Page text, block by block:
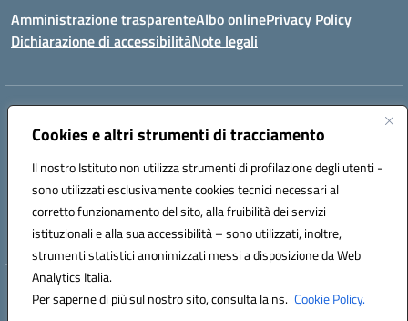
Cookies e altri strumenti di tracciamento
Il nostro Istituto non utilizza strumenti di profilazione degli utenti -
sono utilizzati esclusivamente cookies tecnici necessari al
corretto funzionamento del sito, alla fruibilità dei servizi
istituzionali e alla sua accessibilità – sono utilizzati, inoltre,
strumenti statistici anonimizzati messi a disposizione da Web
Analytics Italia.
Per saperne di più sul nostro sito, consulta la ns. Cookie Policy.
Amministrazione trasparenteAlbo onlinePrivacy Policy
Dichiarazione di accessibilitàNote legali
Indirizzo:
Centralino:0923993485 Email:tpic84500v@istruzione.it
Codice fiscale: 91039050819
Codice meccanografico:
tpic84500v
Codice unico di fatturazione (CUF): JZDXRK
Hosting & Powered by 3D Solution S.r.l.
Concept & Design by Designers Italia